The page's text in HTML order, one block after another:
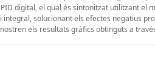
digital, el qual és sintonitzat utilitzant el
solucionant els efectes negatius
els resultats gràfics obtinguts a